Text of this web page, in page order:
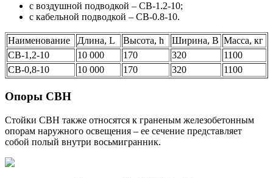
с воздушной подводкой – СВ-1.2-10;
с кабельной подводкой – СВ-0.8-10.
Наименование Длина, L Высота, h Ширина, B Масса, кг
СВ-1,2-10
10 000 170 320
1100
СВ-0,8-10
10 000 170 320 1100
Опоры СВН
Стойки СВН также относятся к граненым железобетонным
опорам наружного освещения – ее сечение представляет
собой полый внутри восьмигранник.